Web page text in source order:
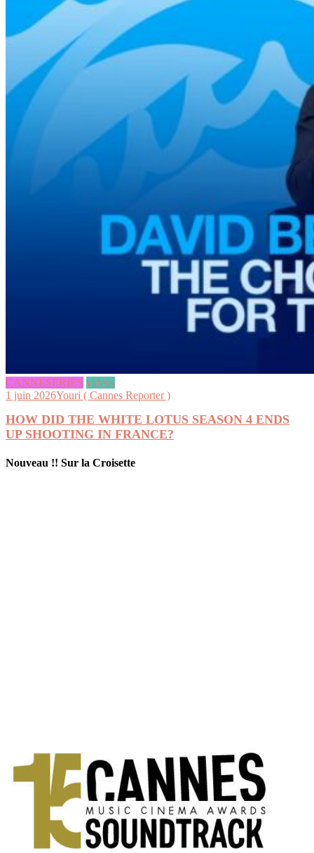
CANNESERIES videos
1 juin 2026Youri ( Cannes Reporter )
HOW DID THE WHITE LOTUS SEASON 4 ENDS
UP SHOOTING IN FRANCE?
Nouveau !! Sur la Croisette